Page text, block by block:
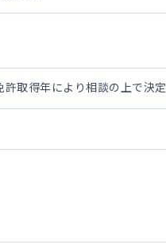
20名程度を担当
取得年により相談の上で決定